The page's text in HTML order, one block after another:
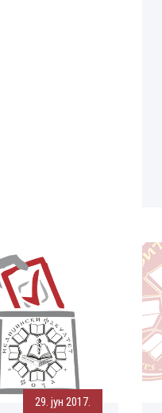
29. јун 2017.